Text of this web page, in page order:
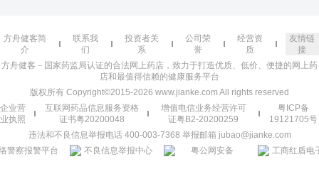
方舟健客简
介
联系我
们
投资者关
系
公司荣
誉
经营资
质
友情链
接
方舟健客－国家药监局认证的合法网上药店，致力于打造优质、低价、便捷的网上药
店和最值得信赖的健康服务平台
版权所有 Copyright©2015-2026 www.jianke.com All rights reserved
企业营
业执照
互联网药品信息服务资格
证书粤20200048
增值电信业务经营许可
证粤B2-20200259
粤ICP备
19121705号
违法和不良信息举报电话 400-003-7368 举报邮箱 jubao@jianke.com